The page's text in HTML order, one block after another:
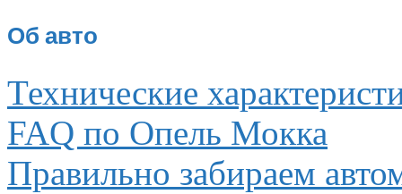
Об авто
Технические
FAQ по Опель Мокка
Правильно забираем